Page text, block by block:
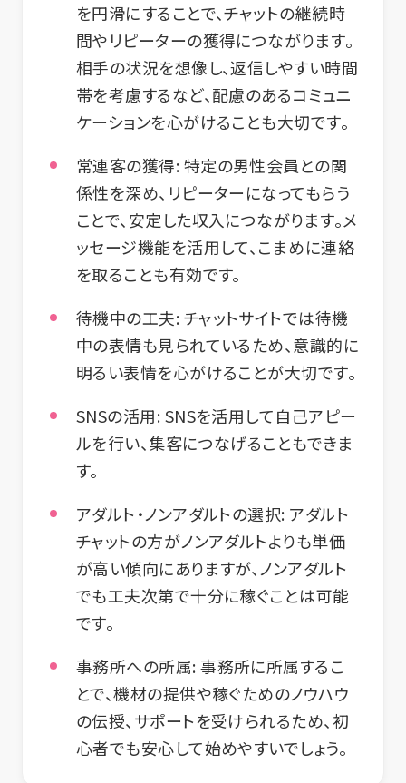
を円滑にすることで、チャットの継続時
間やリピーターの獲得につながります。
相手の状況を想像し、返信しやすい時間
帯を考慮するなど、配慮のあるコミュニ
ケーションを心がけることも大切です。
常連客の獲得:特定の男性会員との関
係性を深め、リピーターになってもらう
ことで、安定した収入につながります。メ
ッセージ機能を活用して、こまめに連絡
を取ることも有効です。
待機中の工夫:チャットサイトでは待機
中の表情も見られているため、意識的に
明るい表情を心がけることが大切です。
SNSの活用:SNSを活用して自己アピー
ルを行い、集客につなげることもできま
す。
アダルト・ノンアダルトの選択: アダルト
チャットの方がノンアダルトよりも単価
が高い傾向にありますが、ノンアダルト
でも工夫次第で十分に稼ぐことは可能
です。
事務所への所属:事務所に所属するこ
とで、機材の提供や稼ぐためのノウハウ
の伝授、サポートを受けられるため、初
心者でも安心して始めやすいでしょう。